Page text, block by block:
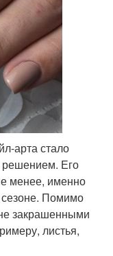
арта стало
решением. Его
менее, именно
сезоне. Помимо
закрашенными
листья,